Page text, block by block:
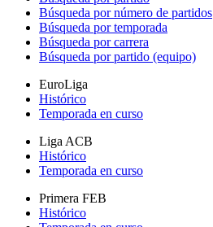
Búsqueda por número de partidos
Búsqueda por temporada
Búsqueda por carrera
Búsqueda por partido (equipo)
EuroLiga
Histórico
Temporada en curso
Liga ACB
Histórico
Temporada en curso
Primera FEB
Histórico